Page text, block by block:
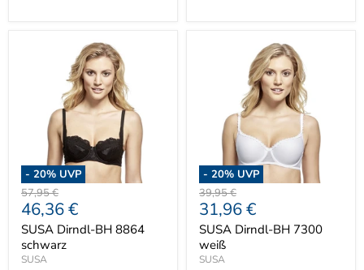
- 20% UVP
Ursprünglicher
Preis
57,95 €
Aktueller
Preis
46,36 €
SUSA Dirndl-BH 8864
schwarz
SUSA
- 20% UVP
Ursprünglicher
Preis
39,95 €
Aktueller
Preis
31,96 €
SUSA Dirndl-BH 7300
weiß
SUSA